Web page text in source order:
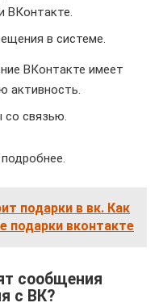
ВКонтакте.
в системе.
ВКонтакте имеет
активность.
связью.
подарки в вк. Как
подарки вконтакте
сообщения
с ВК?